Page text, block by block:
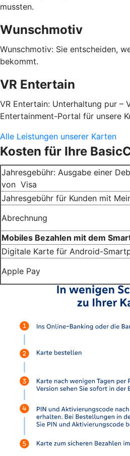
mussten.
Wunschmotiv
Wunschmotiv: Sie entscheiden,
bekommt.
VR Entertain
VR Entertain: Unterhaltung pur –
Entertainment-Portal für unsere
Alle Leistungen unserer Karten
Kosten für Ihre
Jahresgebühr: Ausgabe einer
von Visa
Jahresgebühr für Kunden mit
Abrechnung
Mobiles Bezahlen mit dem
Digitale Karte für Android-
Apple Pay